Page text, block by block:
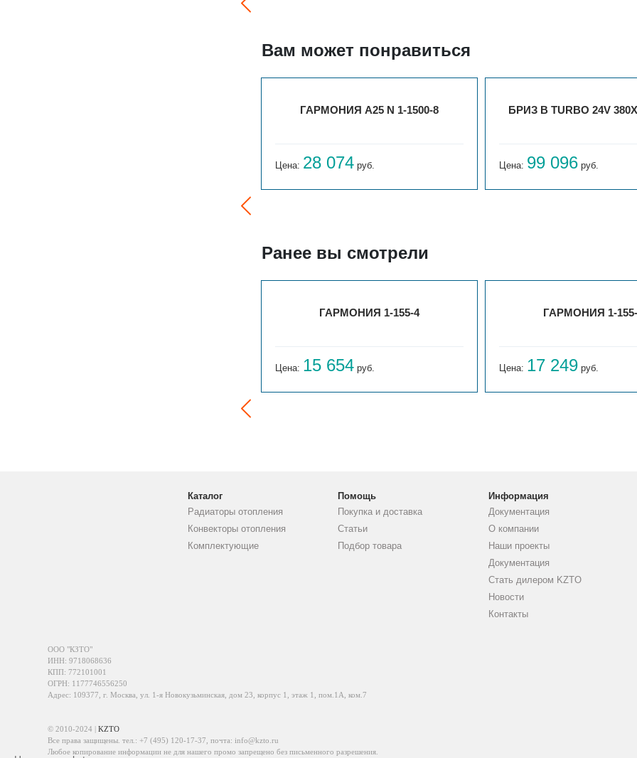
Вам может понравиться
ГАРМОНИЯ А25 N 1-1500-8
Цена: 28 074 руб.
БРИЗ В TURBO 24V
Цена: 99 096 руб.
Ранее вы смотрели
ГАРМОНИЯ 1-155-4
Цена: 15 654 руб.
ГАРМОНИЯ 1-
Цена: 17 249 руб.
Каталог
Радиаторы отопления
Конвекторы отопления
Комплектующие
Помощь
Покупка и доставка
Статьи
Подбор товара
Информация
Документация
О компании
Наши проекты
Документация
Стать дилером KZTO
Новости
Контакты
ООО "КЗТО"
ИНН: 9718068636
КПП: 772101001
ОГРН: 1177746556250
Адрес: 109377, г. Москва, ул. 1-я Новокузьминская, дом 23, корпус 1, этаж 1, пом.1А, ком.7
© 2010-2024 | KZTO
Все права защищены. тел.: +7 (495) 120-17-37 , почта: info@kzto.ru
Любое копирование информации не для нашего промо запрещено без письменного разрешения.